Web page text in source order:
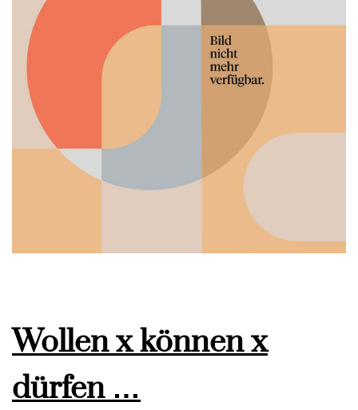
Wollen x können x
dürfen …